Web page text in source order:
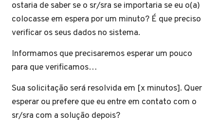
ostaria de saber se o sr/sra se importaria se eu o(a)
colocasse em espera por um minuto? É que preciso
verificar os seus dados no sistema.
Informamos que precisaremos esperar um pouco
para que verificamos…
Sua solicitação será resolvida em [x minutos]. Quer
esperar ou prefere que eu entre em contato com o
sr/sra com a solução depois?